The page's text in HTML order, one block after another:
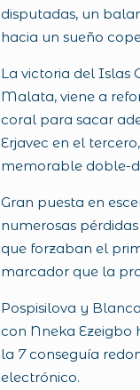
disputadas, un
hacia un sueño
La victoria del Islas
Malata, viene a
coral para sacar
Erjavec en el
memorable doble-
Gran puesta en
numerosas
que forzaban el
marcador que la
Pospisilova y
con Nneka Ezeigbo
la 7conseguía
electrónico.